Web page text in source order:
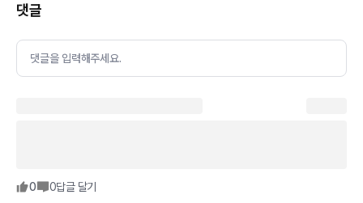
댓글
댓글을 입력해주세요.
0 0답글 달기